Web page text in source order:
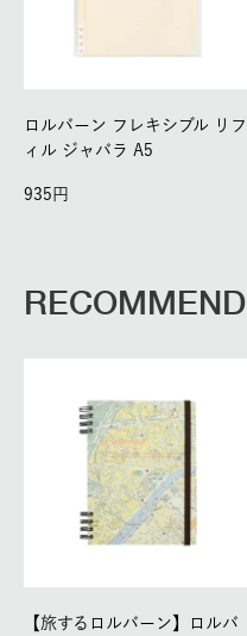
ロルバーン フレキシブル リフ
ィル ジャバラ A5
935
RECOMMEND
【旅するロルバーン】ロルバ